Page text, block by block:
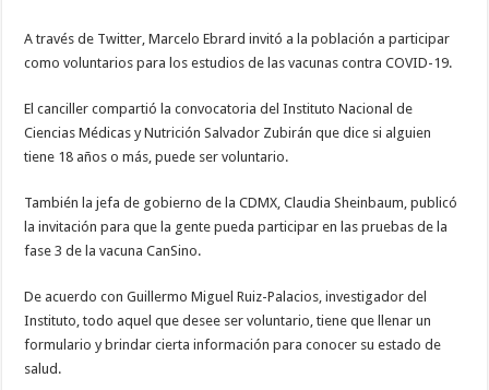
A través de Twitter, Marcelo Ebrard invitó a la población a participar
como voluntarios para los estudios de las vacunas contra COVID-19.
El canciller compartió la convocatoria del Instituto Nacional de
Ciencias Médicas y Nutrición Salvador Zubirán que dice si alguien
tiene 18 años o más, puede ser voluntario.
También la jefa de gobierno de la CDMX, Claudia Sheinbaum, publicó
la invitación para que la gente pueda participar en las pruebas de la
fase 3 de la vacuna CanSino.
De acuerdo con Guillermo Miguel Ruiz-Palacios, investigador del
Instituto, todo aquel que desee ser voluntario, tiene que llenar un
formulario y brindar cierta información para conocer su estado de
salud.